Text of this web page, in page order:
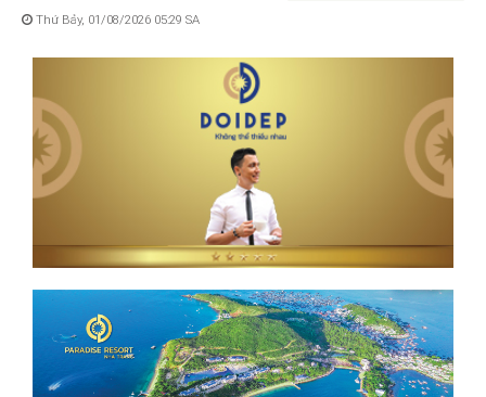
Thứ Bảy, 01/08/2026 05:29 SA